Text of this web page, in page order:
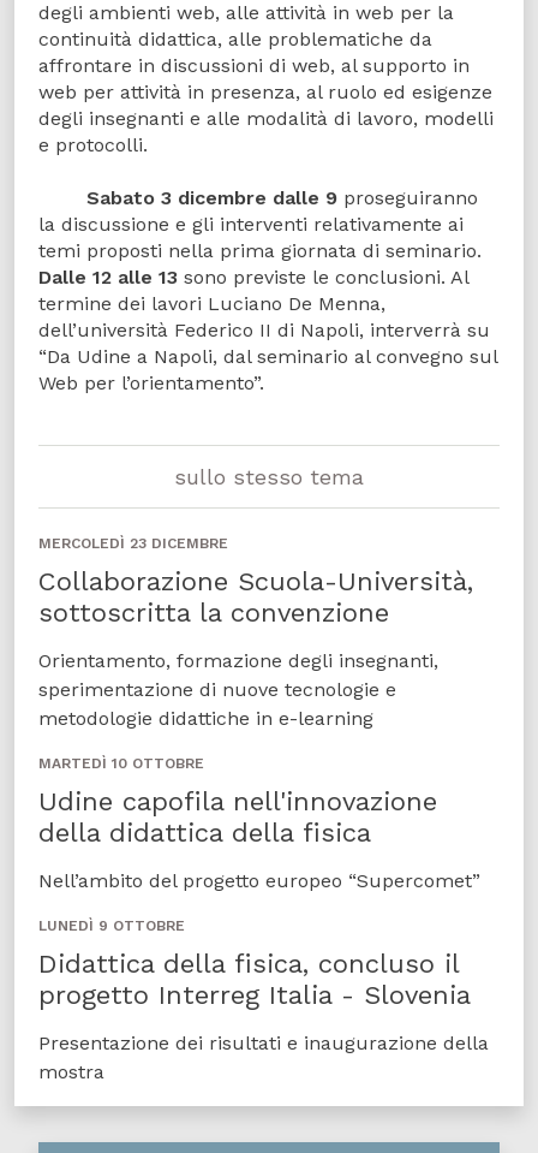
degli ambienti web, alle attività in web per la
continuità didattica, alle problematiche da
affrontare in discussioni di web, al supporto in
web per attività in presenza, al ruolo ed esigenze
degli insegnanti e alle modalità di lavoro, modelli
e protocolli.
Sabato 3 dicembre dalle 9 proseguiranno
la discussione e gli interventi relativamente ai
temi proposti nella prima giornata di seminario.
Dalle 12 alle 13 sono previste le conclusioni. Al
termine dei lavori Luciano De Menna,
dell’università Federico II di Napoli, interverrà su
“Da Udine a Napoli, dal seminario al convegno sul
Web per l’orientamento”.
sullo stesso tema
MERCOLEDÌ 23 DICEMBRE
Collaborazione Scuola-Università,
sottoscritta la convenzione
Orientamento, formazione degli insegnanti,
sperimentazione di nuove tecnologie e
metodologie didattiche in e-learning
MARTEDÌ 10 OTTOBRE
Udine capofila nell'innovazione
della didattica della fisica
Nell’ambito del progetto europeo “Supercomet”
LUNEDÌ 9 OTTOBRE
Didattica della fisica, concluso il
progetto Interreg Italia - Slovenia
Presentazione dei risultati e inaugurazione della
mostra